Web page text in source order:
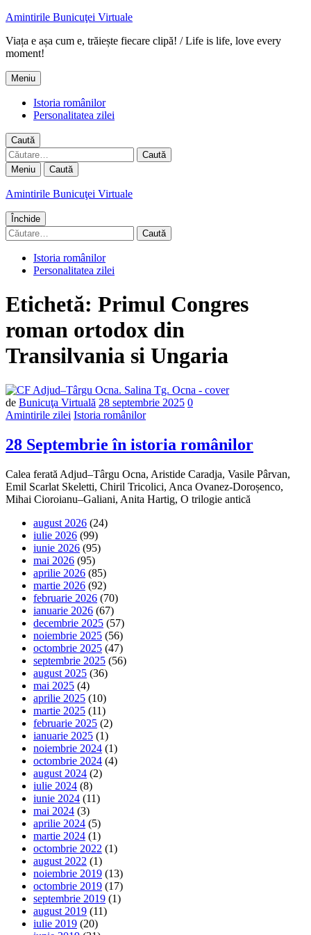
Amintirile Bunicuţei Virtuale
Viața e așa cum e, trăiește fiecare clipă! / Life is life, love every
moment!
Meniu
Istoria românilor
Personalitatea zilei
Caută
Caută
după:
Meniu Caută
Amintirile Bunicuţei Virtuale
Închide
Caută
după:
Istoria românilor
Personalitatea zilei
Etichetă: Primul Congres
roman ortodox din
Transilvania si Ungaria
de Bunicuţa Virtuală 28 septembrie 2025 Număr
0
Amintirile zilei Istoria românilor
28 Septembrie în istoria românilor
Calea ferată Adjud–Târgu Ocna, Aristide Caradja, Vasile Pârvan,
Emil Scarlat Skeletti, Chiril Tricolici, Anca Ovanez-Doroșenco,
Mihai Cioroianu–Galiani, Anita Hartig, O trilogie antică
august 2026 (24)
iulie 2026 (99)
iunie 2026 (95)
mai 2026 (95)
aprilie 2026 (85)
martie 2026 (92)
februarie 2026 (70)
ianuarie 2026 (67)
decembrie 2025 (57)
noiembrie 2025 (56)
octombrie 2025 (47)
septembrie 2025 (56)
august 2025 (36)
mai 2025 (4)
aprilie 2025 (10)
martie 2025 (11)
februarie 2025 (2)
ianuarie 2025 (1)
noiembrie 2024 (1)
octombrie 2024 (4)
august 2024 (2)
iulie 2024 (8)
iunie 2024 (11)
mai 2024 (3)
aprilie 2024 (5)
martie 2024 (1)
octombrie 2022 (1)
august 2022 (1)
noiembrie 2019 (13)
octombrie 2019 (17)
septembrie 2019 (1)
august 2019 (11)
iulie 2019 (20)